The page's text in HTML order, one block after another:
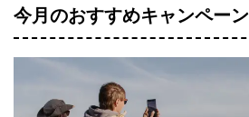
今月のおすすめキャンペーン